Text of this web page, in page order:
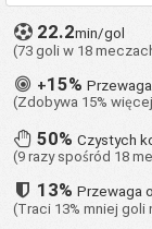
22.2min/gol
(73 goli w 18
+15%
(Zdobywa 15%
50%Czystych
(9 razy spośród 18
13%Przewaga
(Traci 13% mniej goli